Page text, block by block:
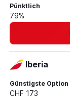
Pünktlich
79%
Iberia
Günstigste Option
CHF 173